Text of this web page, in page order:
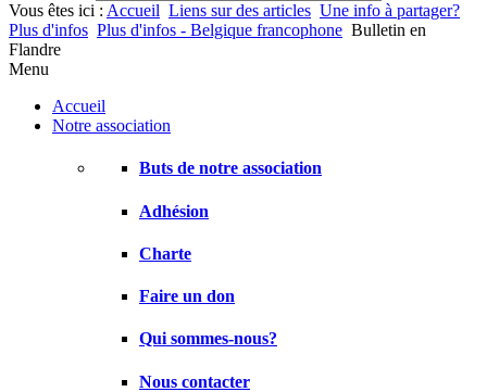
Vous êtes ici : Accueil Liens sur des articles Une info à partager?
Plus d'infos Plus d'infos - Belgique francophone Bulletin en
Flandre
Menu
Accueil
Notre association
Buts de notre association
Adhésion
Charte
Faire un don
Qui sommes-nous?
Nous contacter